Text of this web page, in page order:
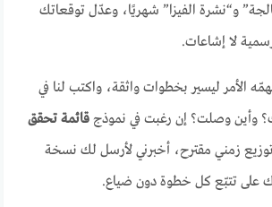
و“نشرة الفيزا” شهريًا، وعدّل توقعاتك
لا إشاعات.
الأمر ليسير بخطوات واثقة، واكتب لنا في
وأين وصلت؟ إن رغبت في نموذجقائمة تحقق
زمني مقترح، أخبرني لأرسل لك نسخة
على تتبّع كل خطوة دون ضياع.